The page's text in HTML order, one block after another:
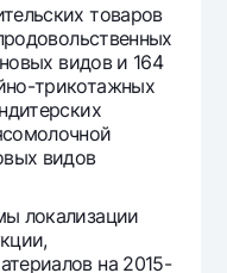
товаров
видов и 164
трикотажных
видов
локализации
на 2015-